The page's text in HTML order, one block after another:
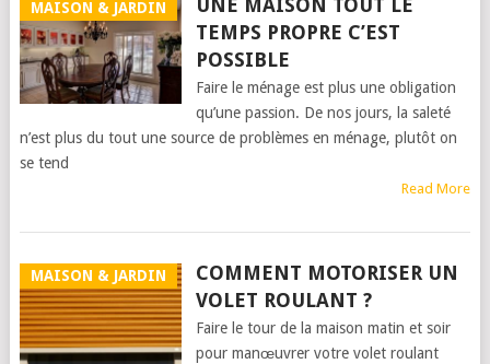
MAISON & JARDIN
UNE MAISON TOUT LE
TEMPS PROPRE C’EST
POSSIBLE
Faire le ménage est plus une obligation
qu’une passion. De nos jours, la saleté
n’est plus du tout une source de problèmes en ménage, plutôt on
se tend
Read More
MAISON & JARDIN
COMMENT MOTORISER UN
VOLET ROULANT ?
Faire le tour de la maison matin et soir
pour manœuvrer votre volet roulant